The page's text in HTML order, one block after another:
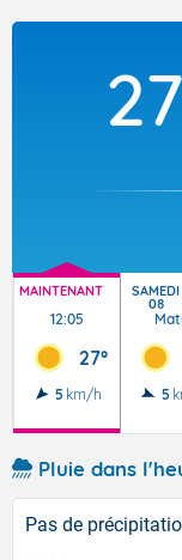
MAINTENANT
12:05
27°
5 km/h
SAMEDI
08
5
Pluie dans
Pas de